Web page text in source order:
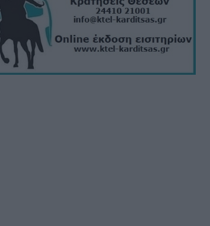
Επικοινωνία με το
KarditsaLive.Net